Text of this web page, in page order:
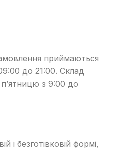
приймаються
до 21:00. Склад
з 9:00 до
і безготівковій формі,